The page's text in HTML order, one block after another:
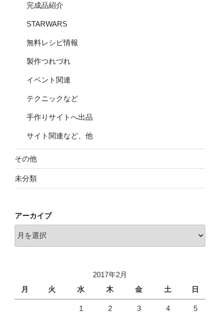
完成品紹介
STARWARS
無料レシピ情報
製作つれづれ
イベント関連
テクニックなど
手作りサイトへ出品
サイト関連など、他
その他
未分類
アーカイブ
ア
2017年2月
月
火 水 木 金 土 日
1 2 3 4 5